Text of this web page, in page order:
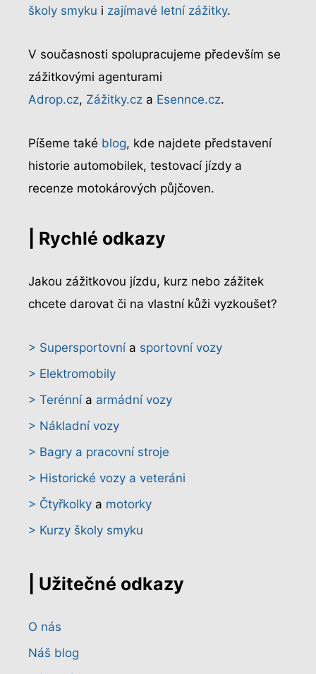
školy smyku i zajímavé letní zážitky.
V současnosti spolupracujeme především se
zážitkovými agenturami
Adrop.cz, Zážitky.cz a Esennce.cz.
Píšeme také blog, kde najdete představení
historie automobilek, testovací jízdy a
recenze motokárových půjčoven.
| Rychlé odkazy
Jakou zážitkovou jízdu, kurz nebo zážitek
chcete darovat či na vlastní kůži vyzkoušet?
> Supersportovnía sportovní vozy
> Elektromobily
> Terénnía armádní vozy
> Nákladní vozy
> Bagry a pracovní stroje
> Historické vozy a veteráni
> Čtyřkolky a motorky
> Kurzy školy smyku
| Užitečné odkazy
O nás
Náš blog